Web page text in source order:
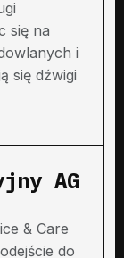
się na
i
się dźwigi
AG
& Care
do